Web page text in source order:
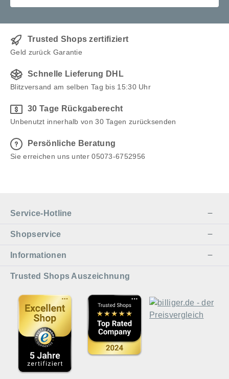
Trusted Shops zertifiziert
Geld zurück Garantie
Schnelle Lieferung DHL
Blitzversand am selben Tag bis 15:30 Uhr
30 Tage Rückgaberecht
Unbenutzt innerhalb von 30 Tagen zurücksenden
Persönliche Beratung
Sie erreichen uns unter 05073-6752956
Service-Hotline
Shopservice
Informationen
Trusted Shops Auszeichnung